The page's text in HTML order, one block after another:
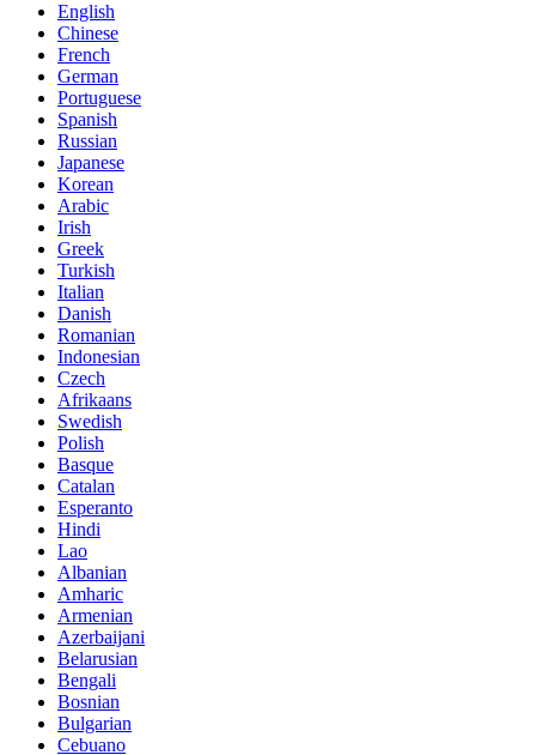
English
Chinese
French
German
Portuguese
Spanish
Russian
Japanese
Korean
Arabic
Irish
Greek
Turkish
Italian
Danish
Romanian
Indonesian
Czech
Afrikaans
Swedish
Polish
Basque
Catalan
Esperanto
Hindi
Lao
Albanian
Amharic
Armenian
Azerbaijani
Belarusian
Bengali
Bosnian
Bulgarian
Cebuano